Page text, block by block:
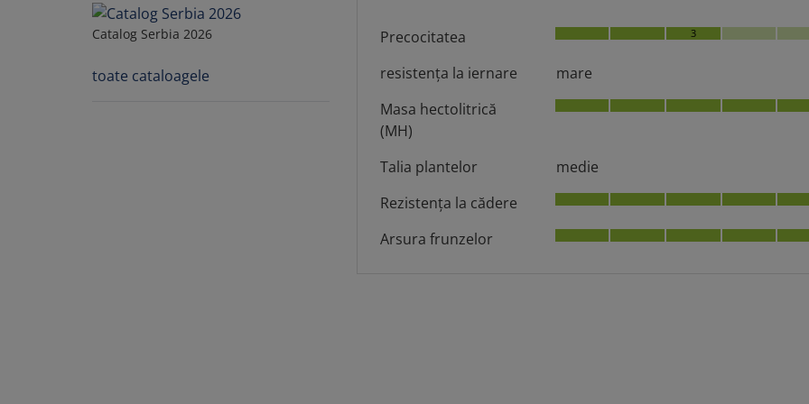
Catalog Serbia 2026
toate cataloagele
Precocitatea 3
resistenţa la iernare
mare
Masa hectolitrică
(MH)
Talia plantelor
medie
Rezistenţa la cădere
Arsura frunzelor